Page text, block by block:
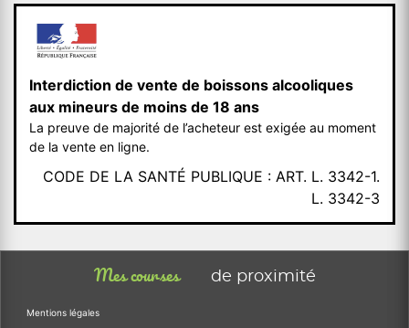
Interdiction de vente de boissons alcooliques
aux mineurs de moins de 18 ans
La preuve de majorité de l’acheteur est exigée au moment
de la vente en ligne.
CODE DE LA SANTÉ PUBLIQUE : ART. L. 3342-1.
L. 3342-3
Mes courses de proximité
Mentions légales